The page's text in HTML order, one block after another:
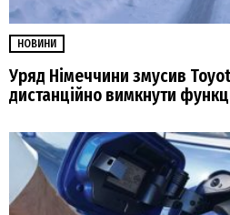
НОВИНИ
Уряд Німеччини змусив
дистанційно вимкнути